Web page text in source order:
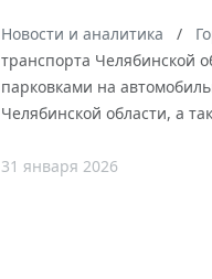
Новости и аналитика
транспорта Челябинской
парковками на
Челябинской области, а
31 января 2026